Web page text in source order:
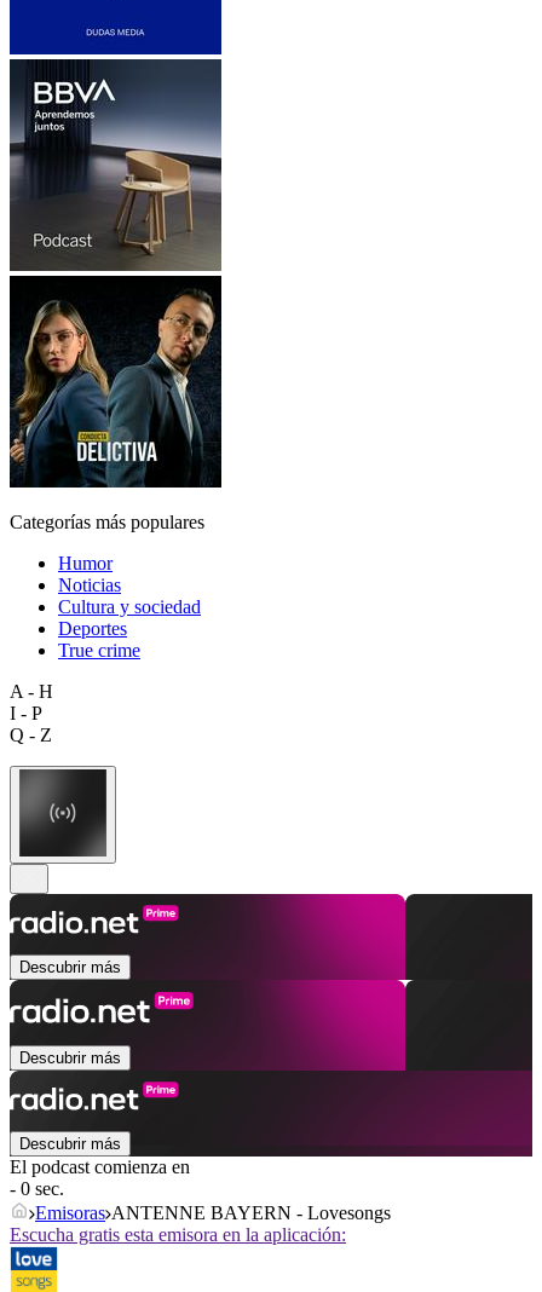
Categorías más populares
Humor
Noticias
Cultura y sociedad
Deportes
True crime
A - H
I - P
Q - Z
Descubrir más
Descubrir más
Descubrir más
El podcast comienza en
- 0 sec.
Emisoras ANTENNE BAYERN - Lovesongs
Escucha gratis esta emisora en la aplicación: